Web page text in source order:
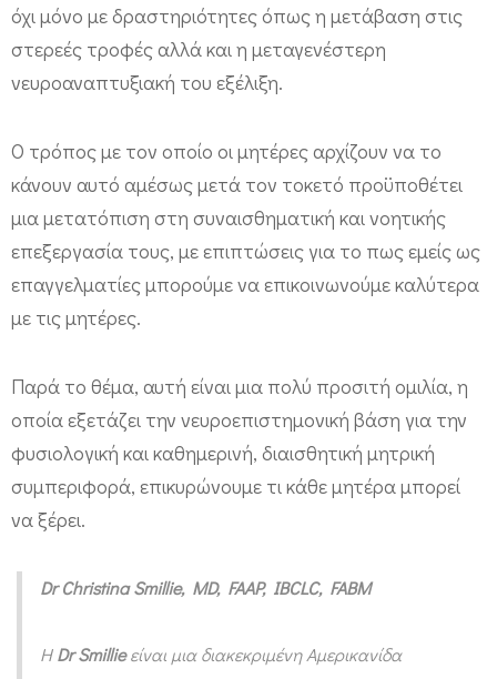
ύ
«
Δ
ρ
ο
Ζ
ω
ή
ς
»
όχι μόνο με δραστηριότητες όπως η μετάβαση στις
στερεές τροφές αλλά και η μεταγενέστερη
νευροαναπτυξιακή του εξέλιξη.
Ο τρόπος με τον οποίο οι μητέρες αρχίζουν να το
κάνουν αυτό αμέσως μετά τον τοκετό προϋποθέτει
μια μετατόπιση στη συναισθηματική και νοητικής
επεξεργασία τους, με επιπτώσεις για το πως εμείς ως
επαγγελματίες μπορούμε να επικοινωνούμε καλύτερα
με τις μητέρες.
Παρά το θέμα, αυτή είναι μια πολύ προσιτή ομιλία, η
οποία εξετάζει την νευροεπιστημονική βάση για την
φυσιολογική και καθημερινή, διαισθητική μητρική
συμπεριφορά, επικυρώνουμε τι κάθε μητέρα μπορεί
να ξέρει.
Dr Christina Smillie, MD, FAAP, IBCLC, FABM
HDr Smillieείναι μια διακεκριμένη Αμερικανίδα